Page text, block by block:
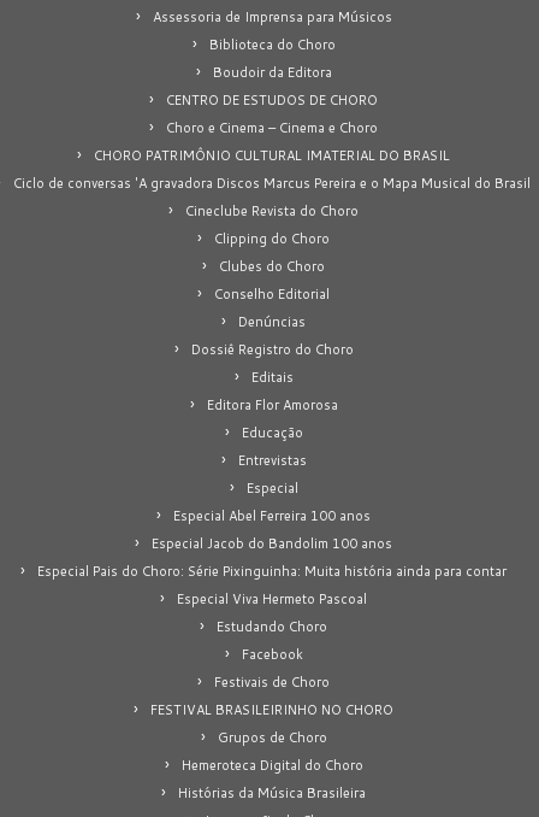
Assessoria de Imprensa para Músicos
Biblioteca do Choro
Boudoir da Editora
CENTRO DE ESTUDOS DE CHORO
Choro e Cinema – Cinema e Choro
CHORO PATRIMÔNIO CULTURAL IMATERIAL DO BRASIL
Ciclo de conversas 'A gravadora Discos Marcus Pereira e o Mapa Musical do Brasil
Cineclube Revista do Choro
Clipping do Choro
Clubes do Choro
Conselho Editorial
Denúncias
Dossiê Registro do Choro
Editais
Editora Flor Amorosa
Educação
Entrevistas
Especial
Especial Abel Ferreira 100 anos
Especial Jacob do Bandolim 100 anos
Especial Pais do Choro: Série Pixinguinha: Muita história ainda para contar
Especial Viva Hermeto Pascoal
Estudando Choro
Facebook
Festivais de Choro
FESTIVAL BRASILEIRINHO NO CHORO
Grupos de Choro
Hemeroteca Digital do Choro
Histórias da Música Brasileira